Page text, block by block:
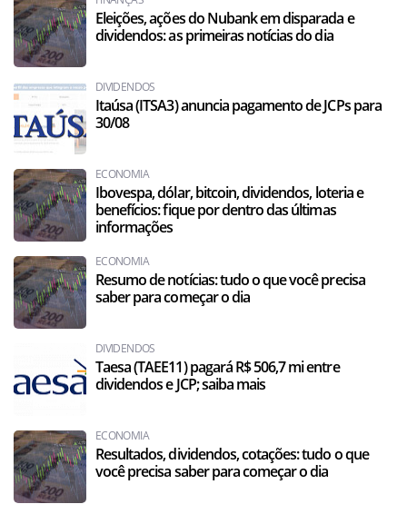
Eleições, ações do Nubank em disparada e
dividendos: as primeiras notícias do dia
DIVIDENDOS
Itaúsa (ITSA3) anuncia pagamento de JCPs para
30/08
ECONOMIA
Ibovespa, dólar, bitcoin, dividendos, loteria e
benefícios: fique por dentro das últimas
informações
ECONOMIA
Resumo de notícias: tudo o que você precisa
saber para começar o dia
DIVIDENDOS
Taesa (TAEE11) pagará R$ 506,7 mi entre
dividendos e JCP; saiba mais
ECONOMIA
Resultados, dividendos, cotações: tudo o que
você precisa saber para começar o dia